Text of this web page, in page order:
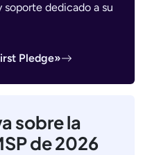
dedicado a su
Pledge»
sobre la
de 2026